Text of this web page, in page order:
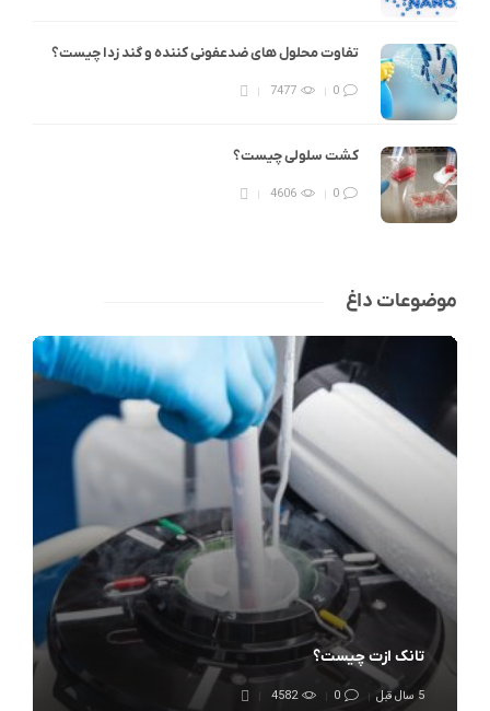
تفاوت محلول های ضدعفونی کننده و گند زدا چیست؟
0
7477
کشت سلولی چیست؟
0
4606
موضوعات داغ
تانک ازت چیست؟
5 سال قبل 0
4582